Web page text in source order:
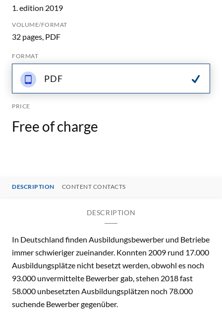
1. edition 2019
VOLUME/FORMAT
32 pages, PDF
FORMAT
PDF
PRICE
Free of charge
DESCRIPTION CONTENT CONTACTS
DESCRIPTION
In Deutschland finden Ausbildungsbewerber und Betriebe
immer schwieriger zueinander. Konnten 2009 rund 17.000
Ausbildungsplätze nicht besetzt werden, obwohl es noch
93.000 unvermittelte Bewerber gab, stehen 2018 fast
58.000 unbesetzten Ausbildungsplätzen noch 78.000
suchende Bewerber gegenüber.